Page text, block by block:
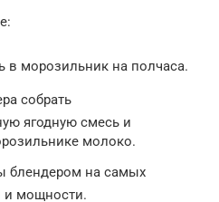
в морозильник на полчаса.
собрать
ягодную смесь и
молоко.
блендером на самых
и мощности.